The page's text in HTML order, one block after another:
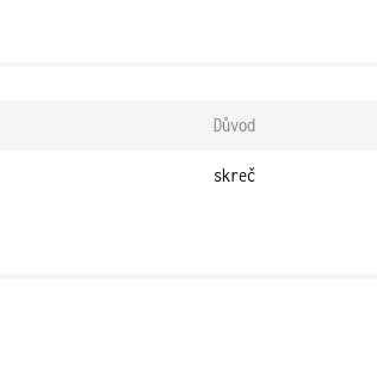
Důvod
skreč